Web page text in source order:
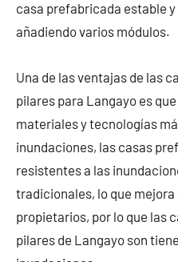
casa prefabricada estable
añadiendo varios módulos.
Una de las ventajas de las
pilares para Langayo es
materiales y tecnologías
inundaciones, las casas
resistentes a las
tradicionales, lo que mejora
propietarios, por lo que las
pilares de Langayo son